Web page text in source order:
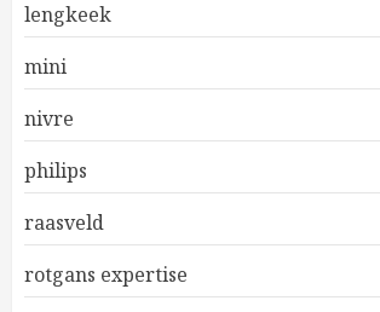
lengkeek
mini
nivre
philips
raasveld
rotgans expertise